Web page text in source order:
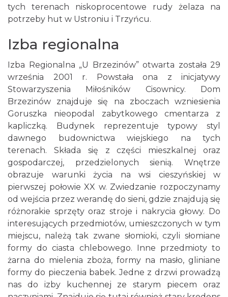
tych terenach niskoprocentowe rudy żelaza na
potrzeby hut w Ustroniu i Trzyńcu.
Izba regionalna
Izba Regionalna „U Brzezinów” otwarta została 29
września 2001 r. Powstała ona z inicjatywy
Stowarzyszenia Miłośników Cisownicy. Dom
Brzezinów znajduje się na zboczach wzniesienia
Goruszka nieopodal zabytkowego cmentarza z
kapliczką. Budynek reprezentuje typowy styl
dawnego budownictwa wiejskiego na tych
terenach. Składa się z części mieszkalnej oraz
gospodarczej, przedzielonych sienią. Wnętrze
obrazuje warunki życia na wsi cieszyńskiej w
pierwszej połowie XX w. Zwiedzanie rozpoczynamy
od wejścia przez werandę do sieni, gdzie znajdują się
różnorakie sprzęty oraz stroje i nakrycia głowy. Do
interesujących przedmiotów, umieszczonych w tym
miejscu, należą tak zwane słomioki, czyli słomiane
formy do ciasta chlebowego. Inne przedmioty to
żarna do mielenia zboża, formy na masło, gliniane
formy do pieczenia babek. Jedne z drzwi prowadzą
nas do izby kuchennej ze starym piecem oraz